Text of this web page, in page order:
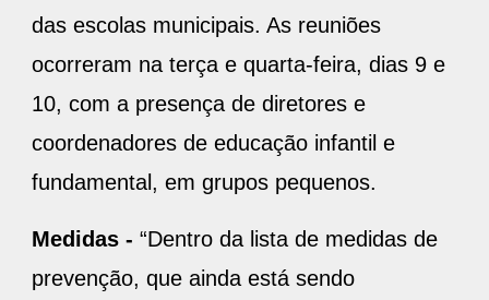
das escolas municipais. As reuniões
ocorreram na terça e quarta-feira, dias 9 e
10, com a presença de diretores e
coordenadores de educação infantil e
fundamental, em grupos pequenos.
Medidas - “Dentro da lista de medidas de
prevenção, que ainda está sendo